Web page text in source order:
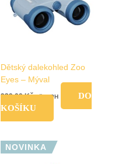
Dětský dalekohled Zoo
Eyes – Mýval
939,00Kč vč. DPH
DO
KOŠÍKU
NOVINKA